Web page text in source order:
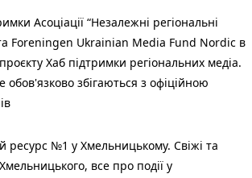
Асоціації “Незалежні регіональні
Foreningen Ukrainian Media Fund Nordic в
Хаб підтримки регіональних медіа.
обов'язково збігаються з офіційною
ресурс №1 у Хмельницькому. Свіжі та
все про події у